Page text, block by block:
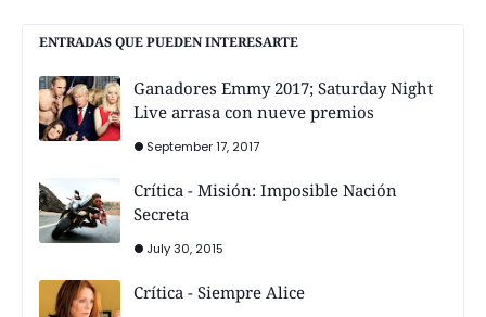
ENTRADAS QUE PUEDEN INTERESARTE
Ganadores Emmy 2017; Saturday Night
Live arrasa con nueve premios
September 17, 2017
Crítica - Misión: Imposible Nación
Secreta
July 30, 2015
Crítica - Siempre Alice